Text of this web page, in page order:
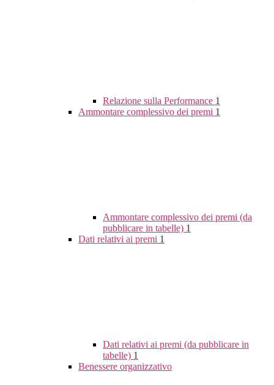
Relazione sulla Performance 1
Ammontare complessivo dei premi 1
Ammontare complessivo dei premi (da
pubblicare in tabelle) 1
Dati relativi ai premi 1
Dati relativi ai premi (da pubblicare in
tabelle) 1
Benessere organizzativo